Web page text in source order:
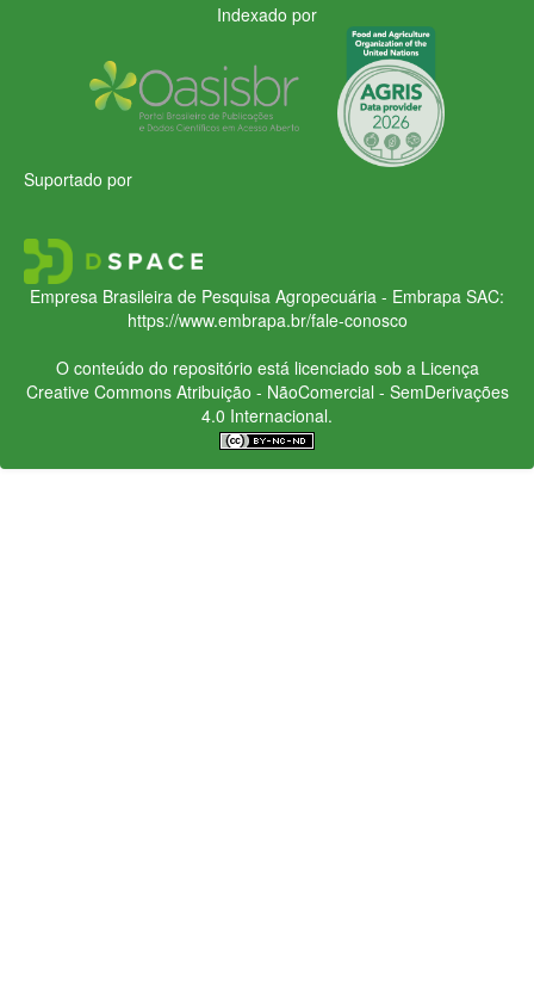
Indexado por
Suportado por
Empresa Brasileira de Pesquisa Agropecuária - Embrapa SAC:
https://www.embrapa.br/fale-conosco
O conteúdo do repositório está licenciado sob a Licença
Creative CommonsAtribuição - NãoComercial - SemDerivações
4.0 Internacional.